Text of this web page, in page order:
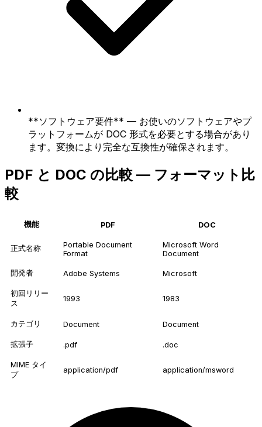
**ソフトウェア要件** — お使いのソフトウェアやプ
ラットフォームが DOC 形式を必要とする場合があり
ます。変換により完全な互換性が確保されます。
PDF と DOC の比較 — フォーマット比
較
機能 PDF DOC
正式名称
Portable Document
Format
Microsoft Word
Document
開発者 Adobe Systems Microsoft
初回リリー
ス
1993 1983
カテゴリ Document Document
拡張子 .pdf .doc
MIME タイ
プ
application/pdf application/msword